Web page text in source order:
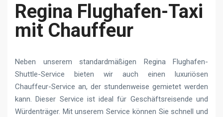
Regina Flughafen-Taxi
mit Chauffeur
Neben unserem standardmäßigen Regina Flughafen-
Shuttle-Service bieten wir auch einen luxuriösen
Chauffeur-Service an, der stundenweise gemietet werden
kann. Dieser Service ist ideal für Geschäftsreisende und
Würdenträger. Mit unserem Service können Sie schnell und